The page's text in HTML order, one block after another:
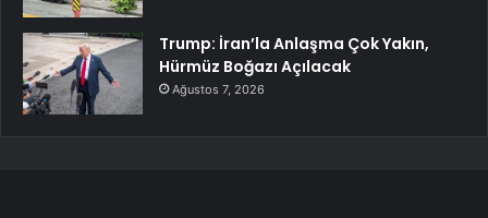
Trump: İran’la Anlaşma Çok Yakın,
Hürmüz Boğazı Açılacak
Ağustos 7, 2026